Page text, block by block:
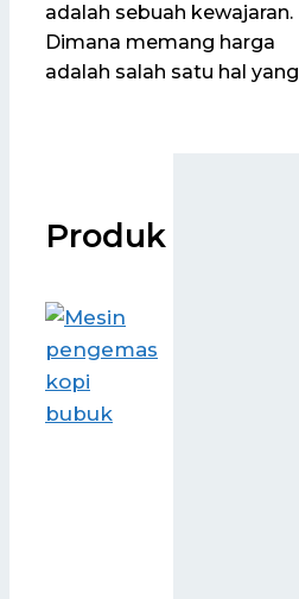
adalah sebuah kewajaran.
Dimana memang harga
adalah salah satu hal yang
Produk